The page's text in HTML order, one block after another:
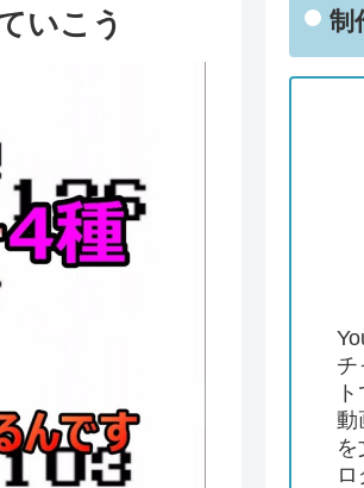
いこう 制
チ
動